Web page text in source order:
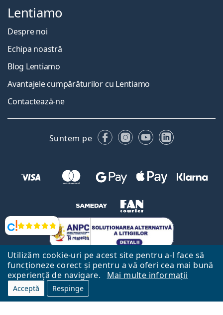
Utilizăm cookie-uri pe acest site pentru a-l face să
funcționeze corect și pentru a vă oferi cea mai bună
experiență de navigare.
Mai multe informații
Acceptă Respinge
Opinii
Lentiamo
Despre noi
Echipa noastră
Blog Lentiamo
Avantajele cumpărăturilor cu Lentiamo
Contactează-ne
Suntem pe FacebookInstagram
YouTubeLinkedIn
Către Pagina Principală
Mai sus